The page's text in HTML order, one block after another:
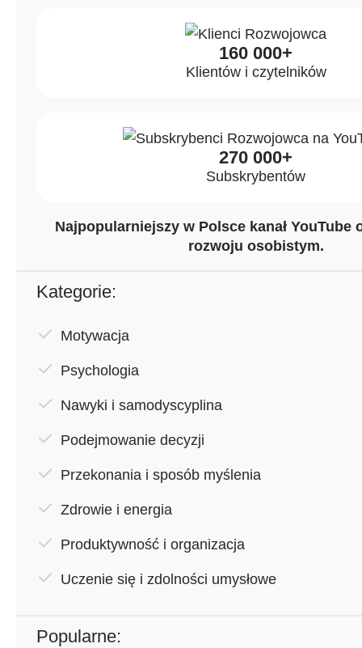
160 000+
Klientów i czytelników
270 000+
Subskrybentów
Najpopularniejszy w Polsce kanał YouTube
rozwoju osobistym.
Kategorie:
Motywacja
Psychologia
Nawyki i samodyscyplina
Podejmowanie decyzji
Przekonania i sposób myślenia
Zdrowie i energia
Produktywność i organizacja
Uczenie się i zdolności umysłowe
Popularne: